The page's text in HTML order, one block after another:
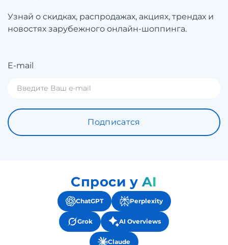
Узнай о скидках, распродажах, акциях, трендах и
новостях зарубежного онлайн-шоппинга.
E-mail
Подписатся
Спроси у AI
ChatGPT Perplexity
Grok AI Overviews
Claude